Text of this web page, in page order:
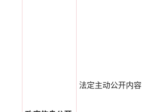
法定主动公开内容